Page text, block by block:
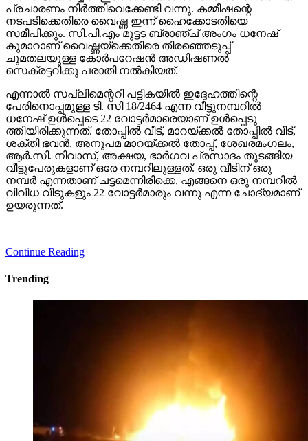
പ്രചാരണം നിര്‍ത്തിവെക്കേണ്ടി വന്നു. കമ്മീഷന്റെ
നടപടിക്കെതിരെ വൈഷ്ണ ഇന്ന് ഹൈക്കോടതിയെ
സമീപിക്കും. സി.പി.എം മുട്ടട ബ്രാഞ്ച് അംഗം ധനേഷ്
കുമാറാണ് വൈഷ്ണയ്ക്കെതിരെ തിരഞ്ഞെടുപ്പ്
ചുമതലയുള്ള കോര്‍പറേഷന്‍ അഡിഷണല്‍
സെക്രട്ടറിക്കു പരാതി നല്‍കിയത്.
എന്നാല്‍ സപ്ലിമെന്ററി പട്ടികയില്‍ ഇദ്ദേഹത്തിന്റെ
പേരിനൊപ്പമുള്ള ടി. സി 18/2464 എന്ന വീട്ടുനമ്പറില്‍
ധനേഷ് ഉള്‍പ്പെടെ 22 വോട്ടര്‍മാരെയാണ് ഉള്‍പ്പെടു
ത്തിയിരിക്കുന്നത്. തോപ്പില്‍ വീട്, മാറയ്ക്കല്‍ തോപ്പില്‍ വീട്,
ശക്തി ഭവന്‍, അനുപമ മാറയ്ക്കല്‍ തോപ്പ്, ശേഖരമംഗലം,
ആര്‍.സി. നിവാസ്, അക്ഷയ, ഭാര്‍ഗവ പ്രസാദം തുടങ്ങിയ
വീട്ടുപേരുകളാണ് ഒരേ നമ്പറിലുള്ളത്. ഒരു വീടിന് ഒരു
നമ്പര്‍ എന്നതാണ് ചട്ടമെന്നിരിക്കെ, എങ്ങനെ ഒരു നമ്പറില്‍
വിവിധ വീടുകളും 22 വോട്ടര്‍മാരും വന്നു എന്ന ചോദ്യമാണ്
ഉയരുന്നത്.
Continue Reading
Trending